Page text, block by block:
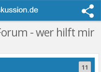
- wer hilft mir
11